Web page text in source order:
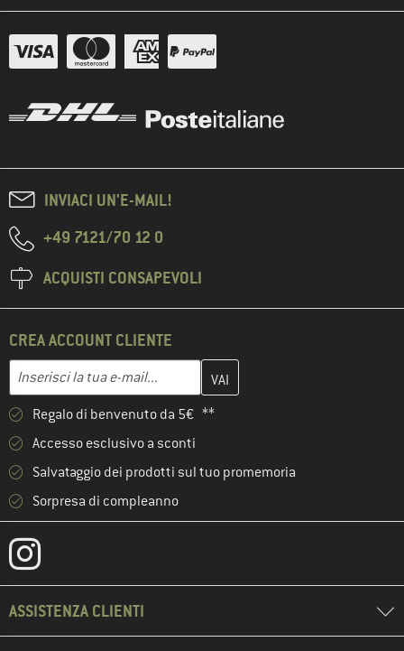
INVIACI UN'E-MAIL!
+49 7121/70 12 0
ACQUISTI CONSAPEVOLI
CREA ACCOUNT CLIENTE
Indirizzo e-mail
Inserisci qui il tuo indirizzo e-mail e crea il tuo account cliente
Regalo di benvenuto da 5€ **
Accesso esclusivo a sconti
Salvataggio dei prodotti sul tuo promemoria
Sorpresa di compleanno
ASSISTENZA CLIENTI